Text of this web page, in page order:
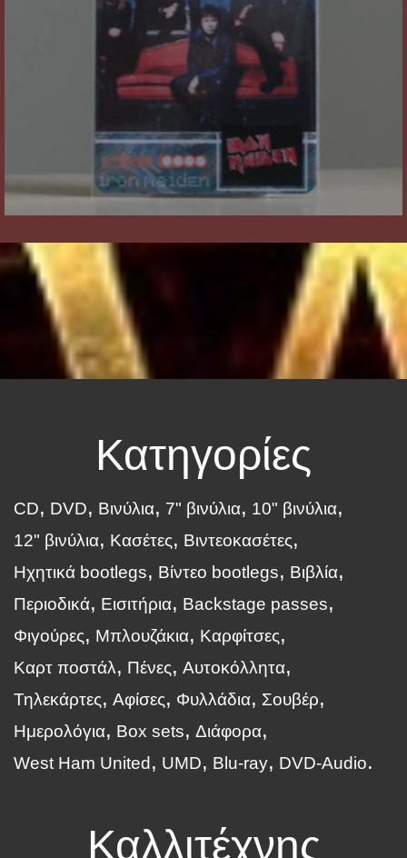
Κατηγορίες
CD DVD Βινύλια 7" βινύλια
10" βινύλια
12" βινύλια
Κασέτες
Βιντεοκασέτες
Ηχητικά bootlegs
Βίντεο bootlegs
Βιβλία
Περιοδικά
Εισιτήρια
Backstage passes
Φιγούρες
Μπλουζάκια
Καρφίτσες
Καρτ ποστάλ
Πένες
Αυτοκόλλητα
Τηλεκάρτες
Αφίσες Φυλλάδια
Σουβέρ
Ημερολόγια
Box sets
Διάφορα
West Ham United
UMD Blu-ray DVD-Audio
Καλλιτέχνης